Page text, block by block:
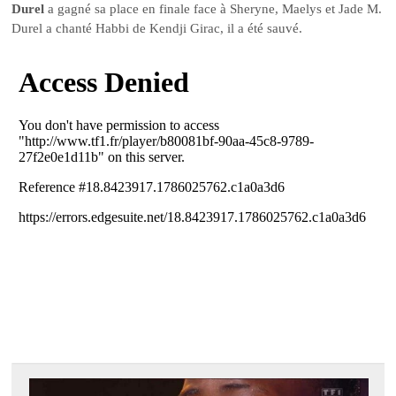
Durel a gagné sa place en finale face à Sheryne, Maelys et Jade M.
Durel a chanté Habbi de Kendji Girac, il a été sauvé.